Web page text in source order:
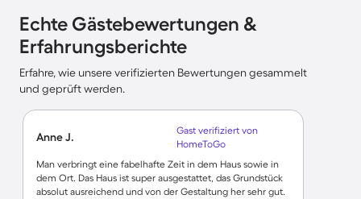
Echte Gästebewertungen &
Erfahrungsberichte
Erfahre, wie unsere verifizierten Bewertungen gesammelt
und geprüft werden.
Anne J.
Gast verifiziert von
HomeToGo
Man verbringt eine fabelhafte Zeit in dem Haus sowie in
dem Ort. Das Haus ist super ausgestattet, das Grundstück
absolut ausreichend und von der Gestaltung her sehr gut.